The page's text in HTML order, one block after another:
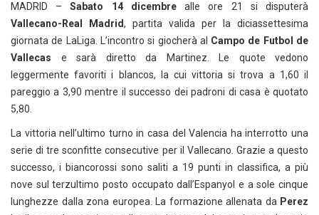
MADRID –Sabato 14 dicembrealle ore 21 si disputerà
Vallecano-Real Madrid, partita valida per la diciassettesima
giornata de LaLiga. L’incontro si giocherà al Campo de Futbol de
Vallecas e sarà diretto da Martinez. Le quote vedono
leggermente favoriti i blancos, la cui vittoria si trova a 1,60 il
pareggio a 3,90 mentre il successo dei padroni di casa è quotato
5,80.
La vittoria nell’ultimo turno in casa del Valencia ha interrotto una
serie di tre sconfitte consecutive per il Vallecano. Grazie a questo
successo, i biancorossi sono saliti a 19 punti in classifica, a più
nove sul terzultimo posto occupato dall’Espanyol e a sole cinque
lunghezze dalla zona europea. La formazione allenata da Perez